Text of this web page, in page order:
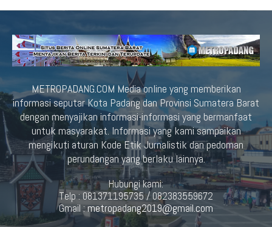
METROPADANG.COM Media online yang memberikan
informasi seputar Kota Padang dan Provinsi Sumatera Barat
dengan menyajikan informasi-informasi yang bermanfaat
untuk masyarakat. Informasi yang kami sampaikan
mengikuti aturan Kode Etik Jurnalistik dan pedoman
perundangan yang berlaku lainnya.
Hubungi kami:
Telp : 081371195735 / 082383559672
Gmail :metropadang2019@gmail.com